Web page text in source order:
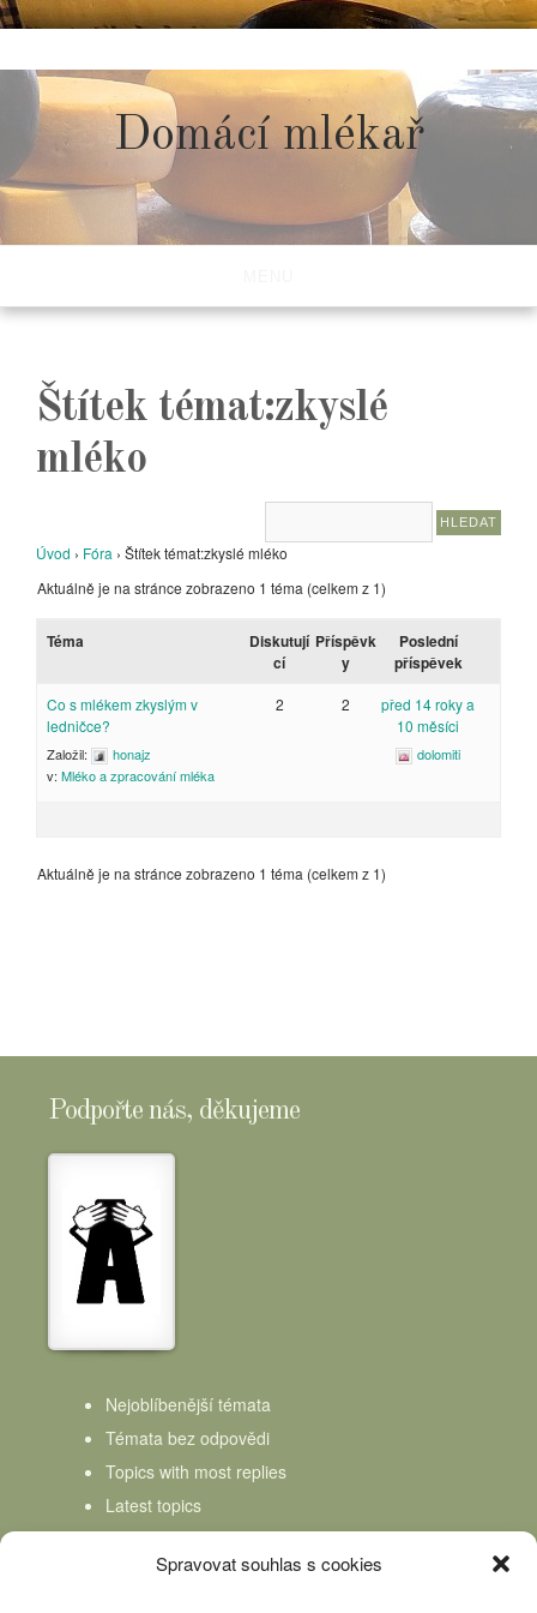
Spravovat souhlas s cookies
to
content
Domácí mlékař
Štítek témat:zkyslé
mléko
Úvod › Fóra › Štítek témat:zkyslé mléko
Aktuálně je na stránce zobrazeno 1 téma (celkem z 1)
Téma
Diskutují
cí
Příspěvk
y
Poslední
příspěvek
Co s mlékem zkyslým v
ledničce?
Založil:
honajz
v: Mléko a zpracování mléka
2 2
před 14 roky a
10 měsíci
dolomiti
Aktuálně je na stránce zobrazeno 1 téma (celkem z 1)
Podpořte nás, děkujeme
Nejoblíbenější témata
Témata bez odpovědi
Topics with most replies
Latest topics
Topics Freshness